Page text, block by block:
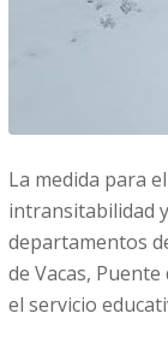
La medida para
intransitabilidad
departamentos
de Vacas,
el servicio